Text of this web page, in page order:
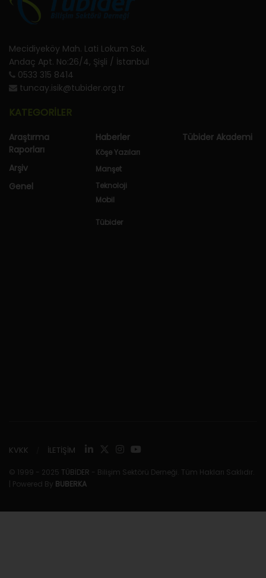
Mecidiyeköy Mah. Lati Lokum Sok.
Andaç Apt. No:26/4, Şişli / İstanbul
0533 315 8414
tuncay.isik@tubider.org.tr
KATEGORİLER
Araştırma
Raporları
Arşiv
Genel
Haberler
Köşe Yazıları
Manşet
Teknoloji
Mobil
Tübider
Tübider Akademi
KVKK İLETİŞİM
© 1999 - 2025 TÜBİDER - Bilişim Sektörü Derneği. Tüm Hakları Saklıdır.
| Powered By BUBERKA